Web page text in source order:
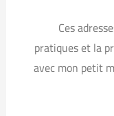
Ces
pratiques et la
avec mon petit